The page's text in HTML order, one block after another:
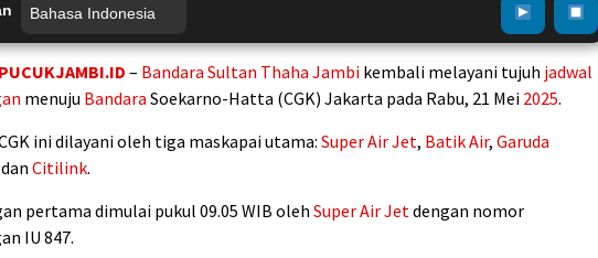
– Bandara Sultan Thaha Jambi kembali melayani tujuh jadwal
menuju Bandara Soekarno-Hatta (CGK) Jakarta pada Rabu, 21 Mei 2025.
ini dilayani oleh tiga maskapai utama: Super Air Jet, Batik Air, Garuda
Citilink.
pertama dimulai pukul 09.05 WIB oleh Super Air Jetdengan nomor
IU 847.